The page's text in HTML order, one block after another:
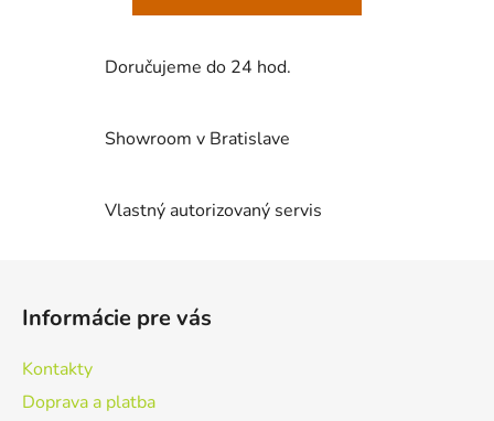
Doručujeme do 24 hod.
Showroom v Bratislave
Vlastný autorizovaný servis
Informácie pre vás
Kontakty
Doprava a platba